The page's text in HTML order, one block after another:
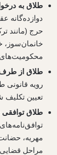
طلاق به
دوازده‌گانه
حرج (مانند
خانمان‌سوز،
طلاق از
رویه قانونی
تعیین
طلاق توافقی
مهریه،
مراحل